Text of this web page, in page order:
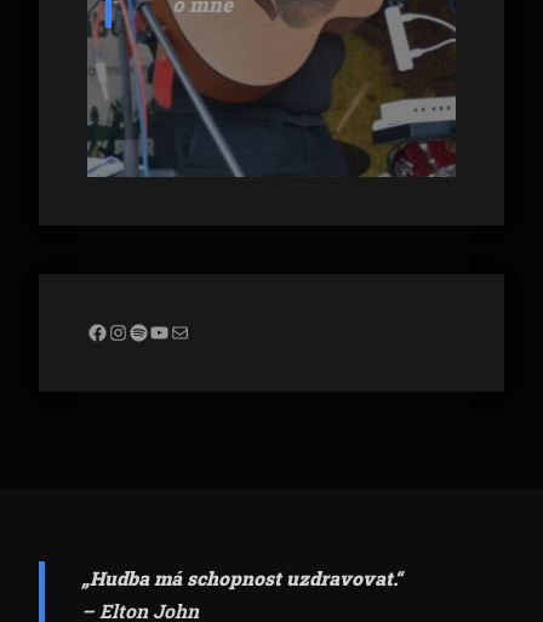
Facebook
Instagram
Spotify
YouTube
Mail
„Hudba má schopnost uzdravovat.“
– Elton John